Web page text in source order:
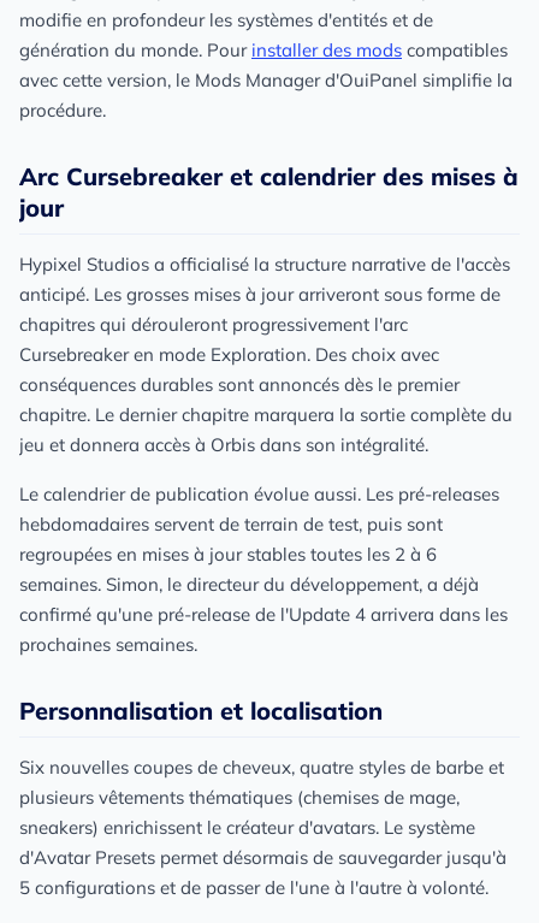
modifie en profondeur les systèmes d'entités et de
génération du monde. Pour installer des mods compatibles
avec cette version, le Mods Manager d'OuiPanel simplifie la
procédure.
Arc Cursebreaker et calendrier des mises à
jour
Hypixel Studios a officialisé la structure narrative de l'accès
anticipé. Les grosses mises à jour arriveront sous forme de
chapitres qui dérouleront progressivement l'arc
Cursebreaker en mode Exploration. Des choix avec
conséquences durables sont annoncés dès le premier
chapitre. Le dernier chapitre marquera la sortie complète du
jeu et donnera accès à Orbis dans son intégralité.
Le calendrier de publication évolue aussi. Les pré-releases
hebdomadaires servent de terrain de test, puis sont
regroupées en mises à jour stables toutes les 2 à 6
semaines. Simon, le directeur du développement, a déjà
confirmé qu'une pré-release de l'Update 4 arrivera dans les
prochaines semaines.
Personnalisation et localisation
Six nouvelles coupes de cheveux, quatre styles de barbe et
plusieurs vêtements thématiques (chemises de mage,
sneakers) enrichissent le créateur d'avatars. Le système
d'Avatar Presets permet désormais de sauvegarder jusqu'à
5 configurations et de passer de l'une à l'autre à volonté.